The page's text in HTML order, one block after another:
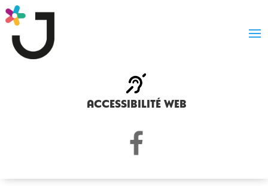
accessibilité web